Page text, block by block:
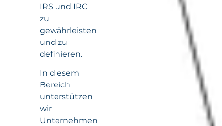
IRS und IRC
zu
gewährleisten
und zu
definieren.
In diesem
Bereich
unterstützen
wir
Unternehmen